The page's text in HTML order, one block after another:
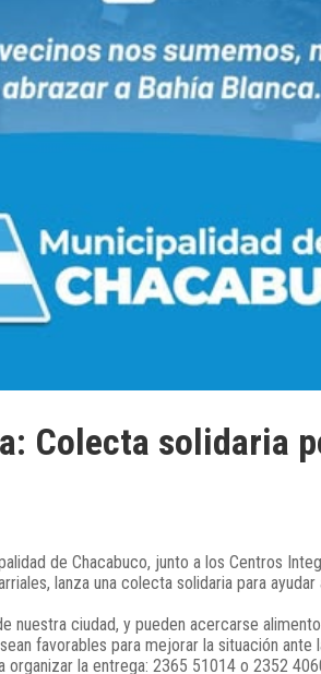
Colecta solidaria
de Chacabuco, junto a los Centros
lanza una colecta solidaria para
nuestra ciudad, y pueden acercarse
favorables para mejorar la situación ante
la entrega: 2365 51014 o 2352